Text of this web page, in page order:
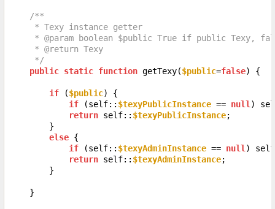
/**
     * Texy instance getter
* @param boolean $public True if public Texy,
     * @return Texy
     */
public static function getTexy($public=false) {
if ($public) {
if (self:: $texyPublicInstance == null)
return self:: $texyPublicInstance;
        }
else {
if (self:: $texyAdminInstance == null)
return self:: $texyAdminInstance;
        }
    }